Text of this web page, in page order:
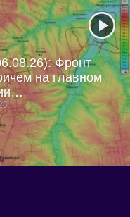
Фронт
на главном